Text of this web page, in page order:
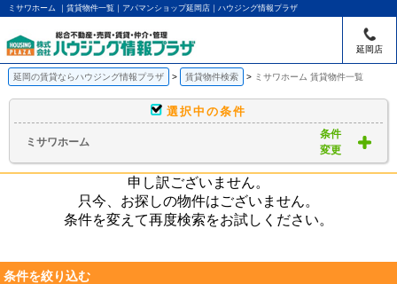
ミサワホーム ｜賃貸物件一覧｜アパマンショップ延岡店｜ハウジング情報プラザ
延岡店
延岡の賃貸ならハウジング情報プラザ 賃貸物件検索 ミサワホーム 賃貸物件一覧
選択中の条件
ミサワホーム
条件
変更
申し訳ございません。
只今、お探しの物件はございません。
条件を変えて再度検索をお試しください。
条件を絞り込む